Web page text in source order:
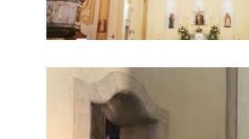
Parrocchia San Pietro Apostolo 3